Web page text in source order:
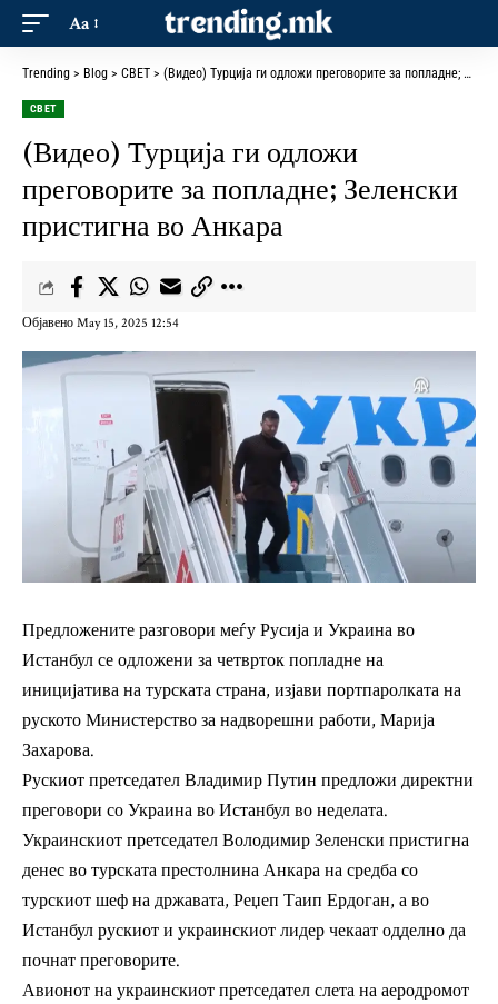
Aa
Trending > Blog > СВЕТ > (Видео) Турција ги одложи преговорите за попладне; Зеленски пристигна во Анкара
СВЕТ
(Видео) Турција ги одложи
преговорите за попладне; Зеленски
пристигна во Анкара
Објавено May 15, 2025 12:54
Предложените разговори меѓу Русија и Украина во
Истанбул се одложени за четврток попладне на
иницијатива на турската страна, изјави портпаролката на
руското Министерство за надворешни работи, Марија
Захарова.
Рускиот претседател Владимир Путин предложи директни
преговори со Украина во Истанбул во неделата.
Украинскиот претседател Володимир Зеленски пристигна
денес во турската престолнина Анкара на средба со
турскиот шеф на државата, Реџеп Таип Ердоган, а во
Истанбул рускиот и украинскиот лидер чекаат одделно да
почнат преговорите.
Авионот на украинскиот претседател слета на аеродромот